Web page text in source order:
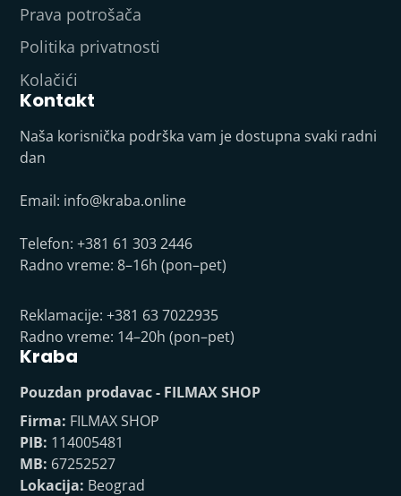
Prava potrošača
Politika privatnosti
Kolačići
Kontakt
Naša korisnička podrška vam je dostupna svaki radni
dan
Email: info@kraba.online
Telefon: +381 61 303 2446
Radno vreme: 8–16h (pon–pet)
Reklamacije: +381 63 7022935
Radno vreme: 14–20h (pon–pet)
Kraba
Pouzdan prodavac - FILMAX SHOP
Firma: FILMAX SHOP
PIB: 114005481
MB: 67252527
Lokacija: Beograd